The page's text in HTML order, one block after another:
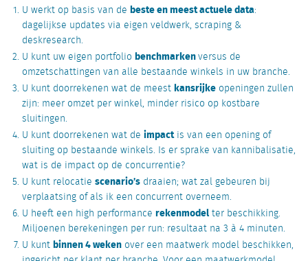
U werkt op basis van de beste en meest actuele data:
dagelijkse updates via eigen veldwerk, scraping &
deskresearch.
U kunt uw eigen portfolio benchmarkenversus de
omzetschattingen van alle bestaande winkels in uw branche.
U kunt doorrekenen wat de meestkansrijkeopeningen zullen
zijn: meer omzet per winkel, minder risico op kostbare
sluitingen.
U kunt doorrekenen wat de impactis van een opening of
sluiting op bestaande winkels. Is er sprake van kannibalisatie,
wat is de impact op de concurrentie?
U kunt relocatie scenario’sdraaien; wat zal gebeuren bij
verplaatsing of als ik een concurrent overneem.
U heeft een high performance rekenmodelter beschikking.
Miljoenen berekeningen per run: resultaat na 3 à 4 minuten.
U kuntbinnen 4 wekenover een maatwerk model beschikken,